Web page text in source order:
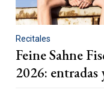
Recitales
Feine Sahne
2026: entradas